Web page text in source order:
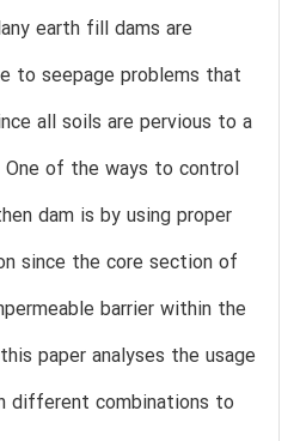
earth fill dams are
to seepage problems that
all soils are pervious to a
of the ways to control
dam is by using proper
since the core section of
barrier within the
paper analyses the usage
different combinations to